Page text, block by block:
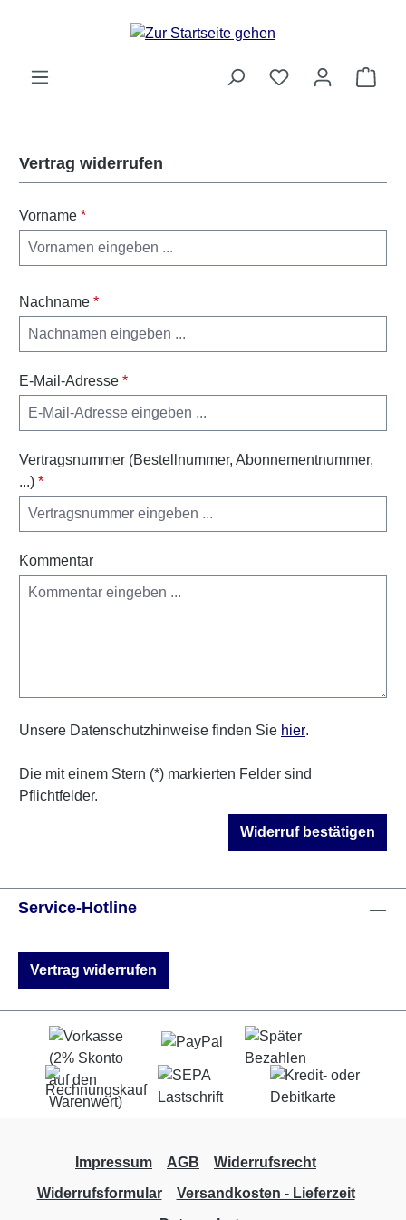
Zum Hauptinhalt springen
Vertrag widerrufen
Vorname *
Nachname *
E-Mail-Adresse *
Vertragsnummer (Bestellnummer, Abonnementnummer,
...) *
Kommentar
Unsere Datenschutzhinweise finden Sie hier.
Die mit einem Stern (*) markierten Felder sind
Pflichtfelder.
Widerruf bestätigen
Service-Hotline
Vertrag widerrufen
Impressum AGB
Widerrufsrecht
Widerrufsformular
Versandkosten - Lieferzeit